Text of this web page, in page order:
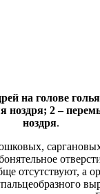
на голове
ноздря; 2 –
ноздря.
отсутствуют, а